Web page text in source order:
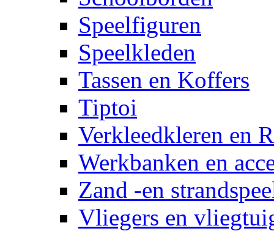
Speelfiguren
Speelkleden
Tassen en Koffers
Tiptoi
Verkleedkleren en
Werkbanken en
Zand -en
Vliegers en